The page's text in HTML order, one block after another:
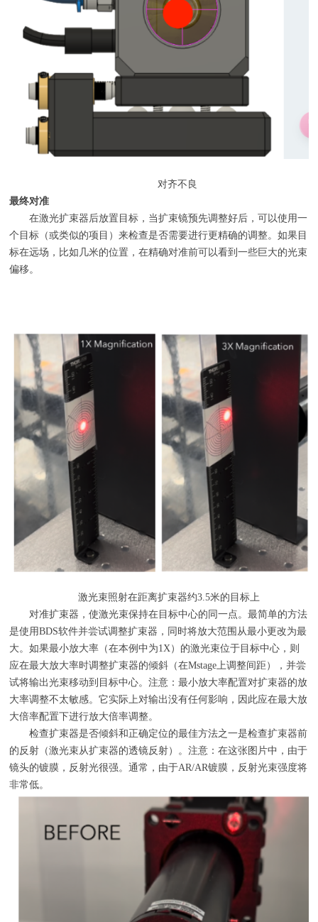
对齐不良
最终对准
在激光扩束器后放置目标，当扩束镜预先调整好后，可以使用一
个目标（或类似的项目）来检查是否需要进行更精确的调整。如果目
标在远场，比如几米的位置，在精确对准前可以看到一些巨大的光束
偏移。
激光束照射在距离扩束器约3.5米的目标上
对准扩束器，使激光束保持在目标中心的同一点。最简单的方法
是使用BDS软件并尝试调整扩束器，同时将放大范围从最小更改为最
大。如果最小放大率（在本例中为1X）的激光束位于目标中心，则
应在最大放大率时调整扩束器的倾斜（在Mstage上调整间距），并尝
试将输出光束移动到目标中心。注意：最小放大率配置对扩束器的放
大率调整不太敏感。它实际上对输出没有任何影响，因此应在最大放
大倍率配置下进行放大倍率调整。
检查扩束器是否倾斜和正确定位的最佳方法之一是检查扩束器前
的反射（激光束从扩束器的透镜反射）。注意：在这张图片中，由于
镜头的镀膜，反射光很强。通常，由于AR/AR镀膜，反射光束强度将
非常低。